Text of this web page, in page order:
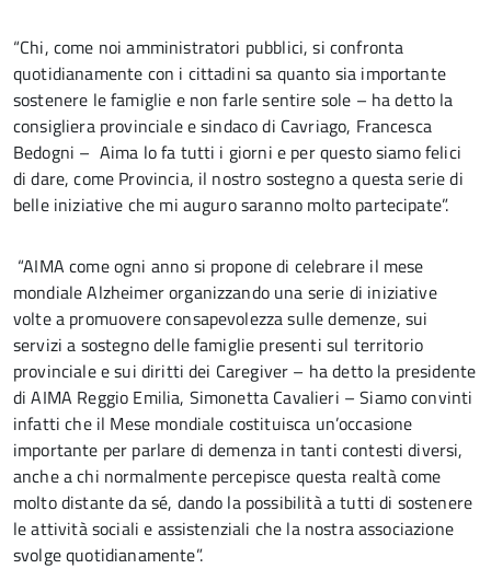
“Chi, come noi amministratori pubblici, si confronta
quotidianamente con i cittadini sa quanto sia importante
sostenere le famiglie e non farle sentire sole – ha detto la
consigliera provinciale e sindaco di Cavriago, Francesca
Bedogni – Aima lo fa tutti i giorni e per questo siamo felici
di dare, come Provincia, il nostro sostegno a questa serie di
belle iniziative che mi auguro saranno molto partecipate”.
“AIMA come ogni anno si propone di celebrare il mese
mondiale Alzheimer organizzando una serie di iniziative
volte a promuovere consapevolezza sulle demenze, sui
servizi a sostegno delle famiglie presenti sul territorio
provinciale e sui diritti dei Caregiver – ha detto la presidente
di AIMA Reggio Emilia, Simonetta Cavalieri – Siamo convinti
infatti che il Mese mondiale costituisca un’occasione
importante per parlare di demenza in tanti contesti diversi,
anche a chi normalmente percepisce questa realtà come
molto distante da sé, dando la possibilità a tutti di sostenere
le attività sociali e assistenziali che la nostra associazione
svolge quotidianamente”.